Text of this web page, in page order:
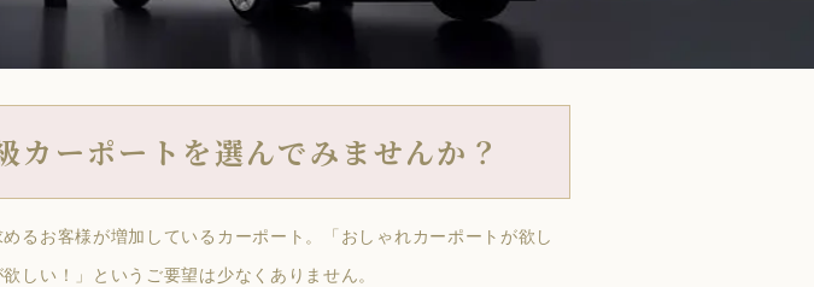
カーポートを選んでみませんか？
るお客様が増加しているカーポート。「おしゃれカーポートが欲し
しい！」というご要望は少なくありません。